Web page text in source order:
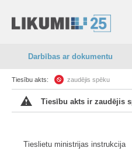
Darbības ar dokumentu
Tiesību akts: zaudējis spēku
Tiesību akts ir zaudējis
Tieslietu ministrijas instrukcija